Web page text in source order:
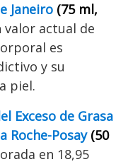
Janeiro (75 ml,
valor actual de
es
y su
piel.
Exceso de Grasa
Roche-Posay(50
en 18,95